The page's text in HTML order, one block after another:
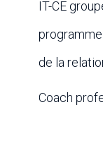
IT-CE
de la
Coach